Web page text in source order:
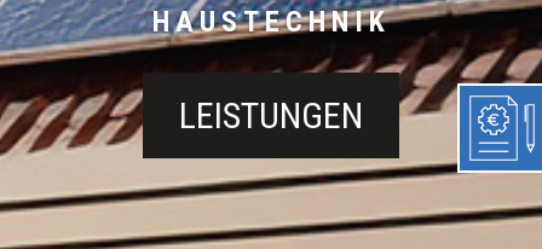
HAUSTECHNIK
LEISTUNGEN